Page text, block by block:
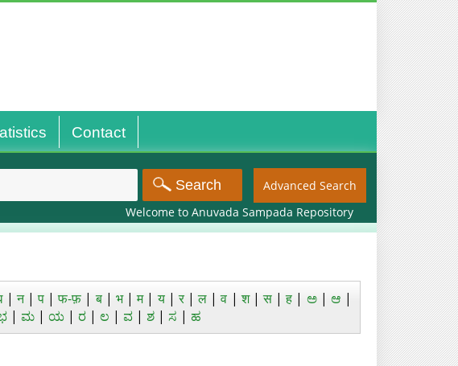
Contact
Advanced Search
Welcome to Anuvada Sampada Repository
|न|प |फ-फ़ |ब| भ|म|य|र|ल |व |श|स |ह | ಅ| ಆ |
| ಮ| ಯ| ರ| ಲ | ವ| ಶ| ಸ | ಹ